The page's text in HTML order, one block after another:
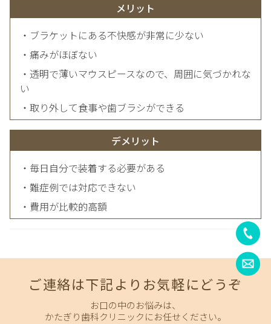
メリット
・ブラケットにある不快感が非常に少ない
・痛みがほぼない
・透明で薄いマウスピースなので、周囲に気づかれな
い
・取り外して食事や歯ブラシができる
デメリット
・毎日自分で装着する必要がある
・難症例では対応できない
・費用が比較的高額
ご連絡は下記よりお気軽にどうぞ
お口の中のお悩みは、
かたぎり歯科クリニックにお任せください。